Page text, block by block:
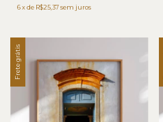
6xde R$25,37sem juros
Frete grátis